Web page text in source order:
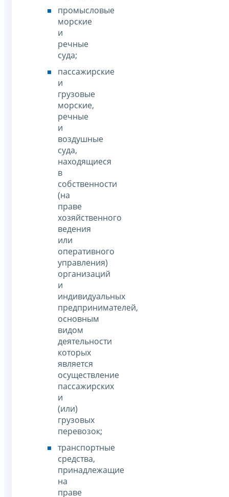
промысловые
морские
и
речные
суда;
пассажирские
и
грузовые
морские,
речные
и
воздушные
суда,
находящиеся
в
собственности
(на
праве
хозяйственного
ведения
или
оперативного
управления)
организаций
и
индивидуальных
предпринимателей,
основным
видом
деятельности
которых
является
осуществление
пассажирских
и
(или)
грузовых
перевозок;
транспортные
средства,
принадлежащие
на
праве